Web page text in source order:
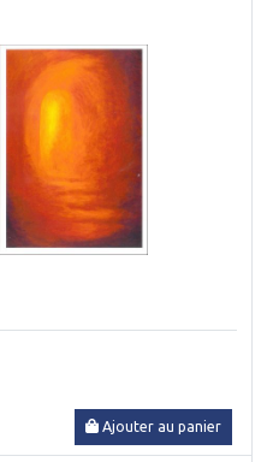
Ajouter au panier